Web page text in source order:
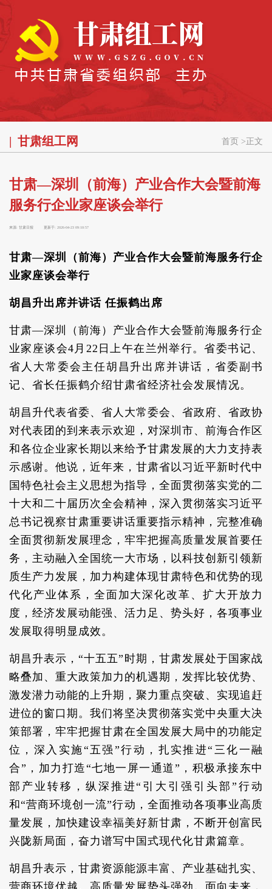
甘肃组工网 首页 > 正文
甘肃—深圳（前海）产业合作大会暨前海
服务行企业家座谈会举行
来源: 甘肃日报 更新于: 2026-04-23 09:10:57
甘肃—深圳（前海）产业合作大会暨前海服务行企
业家座谈会举行
胡昌升出席并讲话 任振鹤出席
甘肃—深圳（前海）产业合作大会暨前海服务行企
业家座谈会4月22日上午在兰州举行。省委书记、
省人大常委会主任胡昌升出席并讲话，省委副书
记、省长任振鹤介绍甘肃省经济社会发展情况。
胡昌升代表省委、省人大常委会、省政府、省政协
对代表团的到来表示欢迎，对深圳市、前海合作区
和各位企业家长期以来给予甘肃发展的大力支持表
示感谢。他说，近年来，甘肃省以习近平新时代中
国特色社会主义思想为指导，全面贯彻落实党的二
十大和二十届历次全会精神，深入贯彻落实习近平
总书记视察甘肃重要讲话重要指示精神，完整准确
全面贯彻新发展理念，牢牢把握高质量发展首要任
务，主动融入全国统一大市场，以科技创新引领新
质生产力发展，加力构建体现甘肃特色和优势的现
代化产业体系，全面加大深化改革、扩大开放力
度，经济发展动能强、活力足、势头好，各项事业
发展取得明显成效。
胡昌升表示，“十五五”时期，甘肃发展处于国家战
略叠加、重大政策加力的机遇期，发挥比较优势、
激发潜力动能的上升期，聚力重点突破、实现追赶
进位的窗口期。我们将坚决贯彻落实党中央重大决
策部署，牢牢把握甘肃在全国发展大局中的功能定
位，深入实施“五强”行动，扎实推进“三化一融
合”，加力打造“七地一屏一通道”，积极承接东中
部产业转移，纵深推进“引大引强引头部”行动
和“营商环境创一流”行动，全面推动各项事业高质
量发展，加快建设幸福美好新甘肃，不断开创富民
兴陇新局面，奋力谱写中国式现代化甘肃篇章。
胡昌升表示，甘肃资源能源丰富、产业基础扎实、
营商环境优越、高质量发展势头强劲。面向未来，